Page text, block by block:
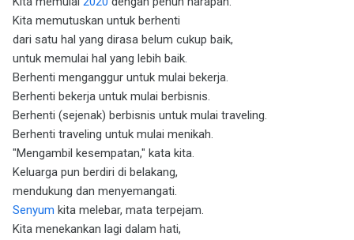
Kita memutuskan untuk berhenti
dari satu hal yang dirasa belum cukup baik,
untuk memulai hal yang lebih baik.
Berhenti menganggur untuk mulai bekerja.
Berhenti bekerja untuk mulai berbisnis.
Berhenti (sejenak) berbisnis untuk mulai traveling.
Berhenti traveling untuk mulai menikah.
"Mengambil kesempatan," kata kita.
Keluarga pun berdiri di belakang,
mendukung dan menyemangati.
Senyum kita melebar, mata terpejam.
Kita menekankan lagi dalam hati,